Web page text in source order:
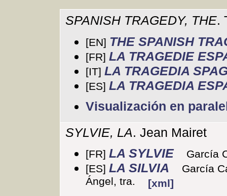
SPANISH TRAGEDY, THE.
[EN] THE SPANISH
[FR] LA TRAGEDIE
[IT] LA TRAGEDIA
[ES] LA TRAGEDIA
Visualización en
SYLVIE, LA. Jean Mairet
[FR] LA SYLVIE
García
[ES] LA SILVIA García
Ángel, tra. [xml]